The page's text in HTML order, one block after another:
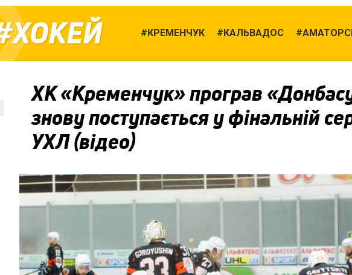
ХОКЕЙ КРЕМЕНЧУК КАЛЬВАДОС
ХК «Кременчук» програв
знову поступається у фінальній
УХЛ (відео)